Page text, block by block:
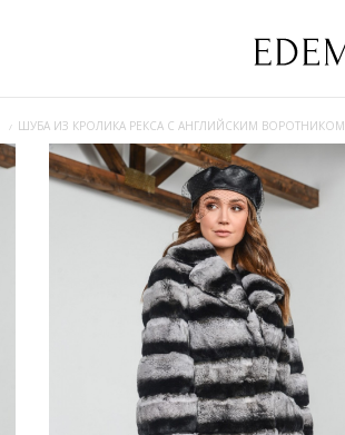
ШУБА ИЗ КРОЛИКА РЕКСА С АНГЛИЙСКИМ ВОРОТНИКОМ